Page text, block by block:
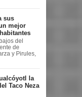
sus
mejor
del
de
y Pirules,
la
Taco Neza